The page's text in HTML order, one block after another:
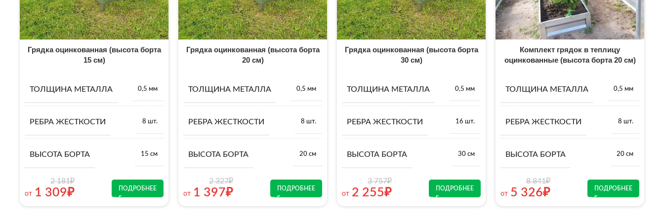
Грядка оцинкованная (высота борта
15 см)
ТОЛЩИНА МЕТАЛЛА 0,5 мм
РЕБРА ЖЕСТКОСТИ 8 шт.
ВЫСОТА БОРТА 15 см
от
2 181₽
1 309₽ ПОДРОБНЕЕ
Грядка оцинкованная (высота борта
20 см)
ТОЛЩИНА МЕТАЛЛА 0,5 мм
РЕБРА ЖЕСТКОСТИ 8 шт.
ВЫСОТА БОРТА 20 см
от
2 327₽
1 397₽ ПОДРОБНЕЕ
Грядка оцинкованная (высота борта
30 см)
ТОЛЩИНА МЕТАЛЛА 0,5 мм
РЕБРА ЖЕСТКОСТИ 16 шт.
ВЫСОТА БОРТА 30 см
от
3 757₽
2 255₽ ПОДРОБНЕЕ
Комплект грядок в теплицу
оцинкованные (высота борта 20 см)
ТОЛЩИНА МЕТАЛЛА 0,5 мм
РЕБРА ЖЕСТКОСТИ 8 шт.
ВЫСОТА БОРТА 20 см
от
8 841₽
5 326₽ ПОДРОБНЕЕ